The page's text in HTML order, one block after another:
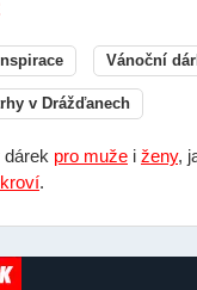
Vánoční
v Drážďanech
pro muže i ženy,
.